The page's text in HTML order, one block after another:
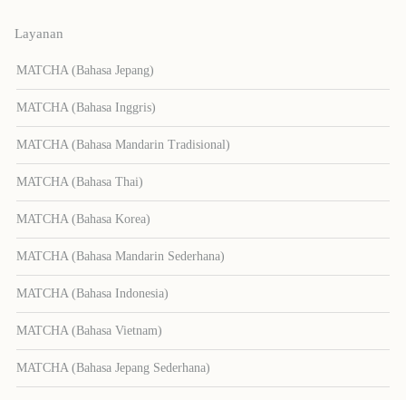
Layanan
MATCHA (Bahasa Jepang)
MATCHA (Bahasa Inggris)
MATCHA (Bahasa Mandarin Tradisional)
MATCHA (Bahasa Thai)
MATCHA (Bahasa Korea)
MATCHA (Bahasa Mandarin Sederhana)
MATCHA (Bahasa Indonesia)
MATCHA (Bahasa Vietnam)
MATCHA (Bahasa Jepang Sederhana)